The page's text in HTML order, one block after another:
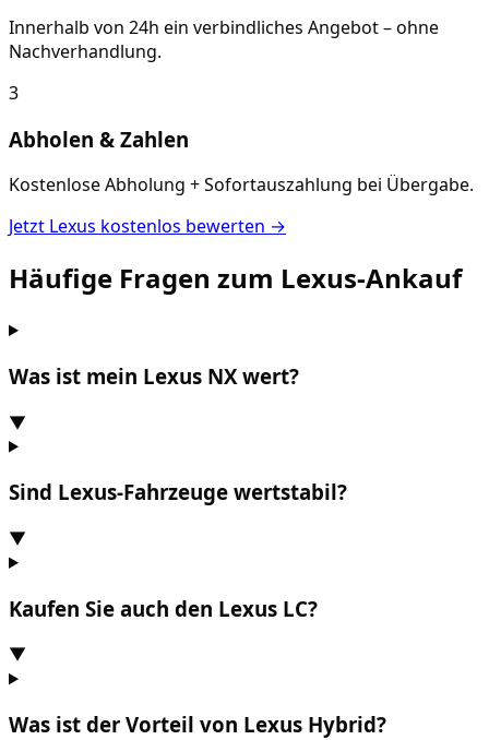
Innerhalb von 24h ein verbindliches Angebot – ohne
Nachverhandlung.
3
Abholen & Zahlen
Kostenlose Abholung + Sofortauszahlung bei Übergabe.
Jetzt Lexus kostenlos bewerten →
Häufige Fragen zum Lexus-Ankauf
Was ist mein Lexus NX wert?
▼
Sind Lexus-Fahrzeuge wertstabil?
▼
Kaufen Sie auch den Lexus LC?
▼
Was ist der Vorteil von Lexus Hybrid?